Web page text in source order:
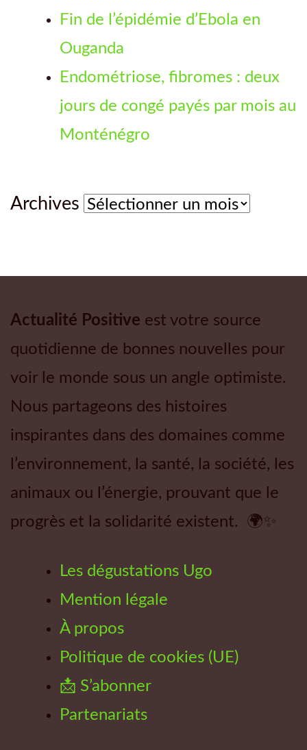
Fin de l’épidémie d’Ebola en
Ouganda
Endométriose, fibromes : deux
jours de congé payés par mois au
Monténégro
Archives Archives
Actualité Positive est votre source
quotidienne de bonnes nouvelles pour
voir le monde sous un angle optimiste.
Nous partageons des histoires
inspirantes dans des domaines comme
l’environnement, la santé, la société, les
animaux ou l’énergie, prouvant que le
progrès et la solidarité existent. 🌍✨
Les dégustations Ugo
Mention légale
À propos
Politique de cookies (UE)
📩 S’abonner
Partenariats